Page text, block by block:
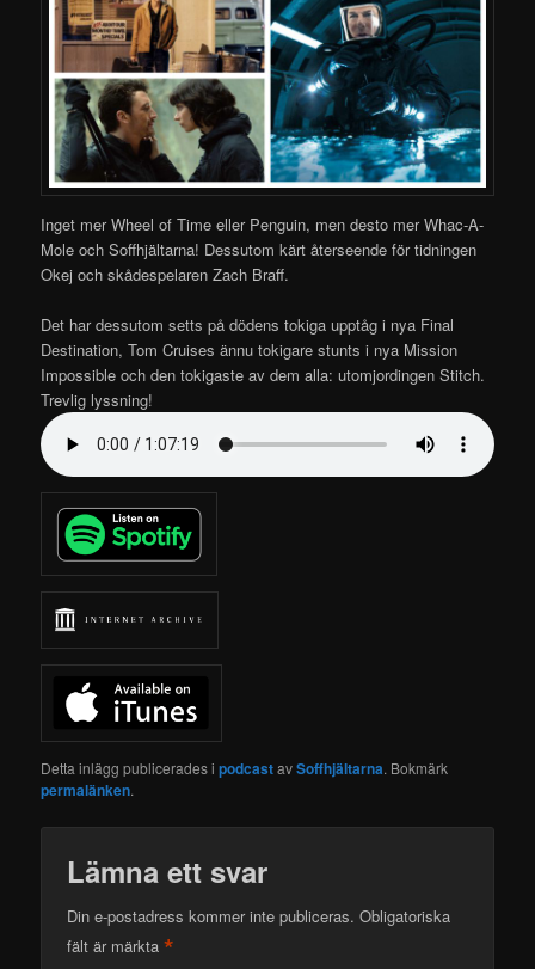
Inget mer Wheel of Time eller Penguin, men desto mer Whac-A-
Mole och Soffhjältarna! Dessutom kärt återseende för tidningen
Okej och skådespelaren Zach Braff.
Det har dessutom setts på dödens tokiga upptåg i nya Final
Destination, Tom Cruises ännu tokigare stunts i nya Mission
Impossible och den tokigaste av dem alla: utomjordingen Stitch.
Trevlig lyssning!
Detta inlägg publicerades ipodcastavSoffhjältarna. Bokmärk
permalänken.
Lämna ett svar
Din e-postadress kommer inte publiceras. Obligatoriska
fält är märkta*